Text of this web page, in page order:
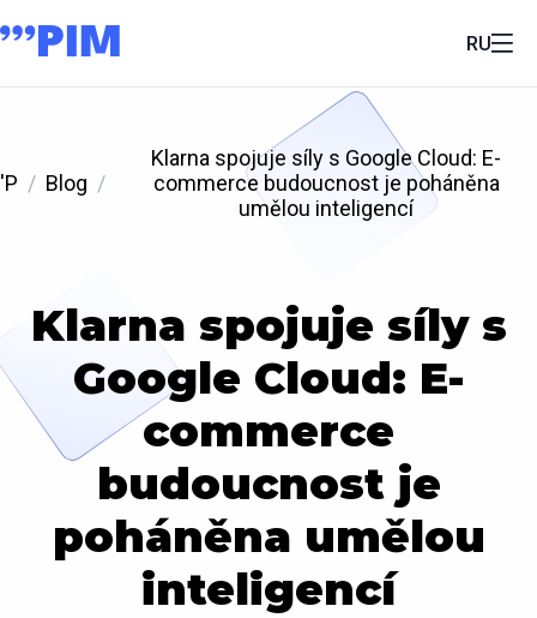
RU
'P Blog
Klarna spojuje síly s Google Cloud: E-
commerce budoucnost je poháněna
umělou inteligencí
Klarna spojuje síly s
Google Cloud: E-
commerce
budoucnost je
poháněna umělou
inteligencí